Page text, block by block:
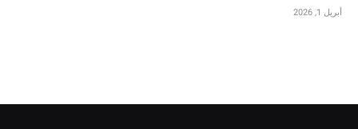
أبريل 1, 2026